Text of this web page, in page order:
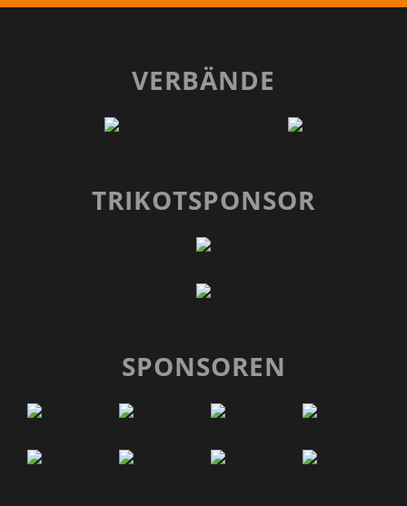
VERBÄNDE
TRIKOTSPONSOR
SPONSOREN